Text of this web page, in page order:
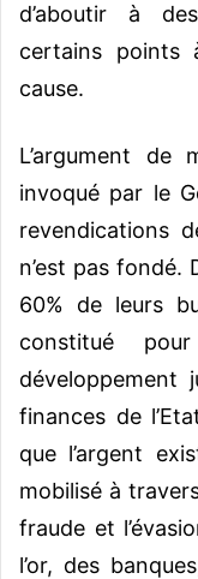
d’aboutir à
certains points
cause.
L’argument de
invoqué par le
revendications
n’est pas fondé.
60% de leurs
constitué
développement
finances de
que l’argent
mobilisé à
fraude et
l’or, des